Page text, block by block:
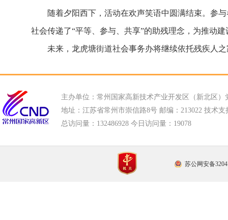
随着夕阳西下，活动在欢声笑语中圆满结束。参
社会传递了“平等、参与、共享”的助残理念，为推动
未来，龙虎塘街道社会事务办将继续依托残疾人
主办单位：常州国家高新技术产业开发区（新北区）
地址：江苏省常州市崇信路8号 邮编：213022 技术支
总访问量： 132486928 今日访问量： 19078
苏公网安备